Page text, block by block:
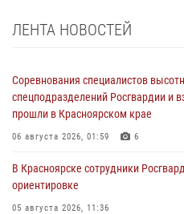
ЛЕНТА НОВОСТЕЙ
Соревнования специалистов
спецподразделений Росгвардии и
прошли в Красноярском крае
06 августа 2026, 01:59 6
В Красноярске сотрудники
ориентировке
05 августа 2026, 11:36